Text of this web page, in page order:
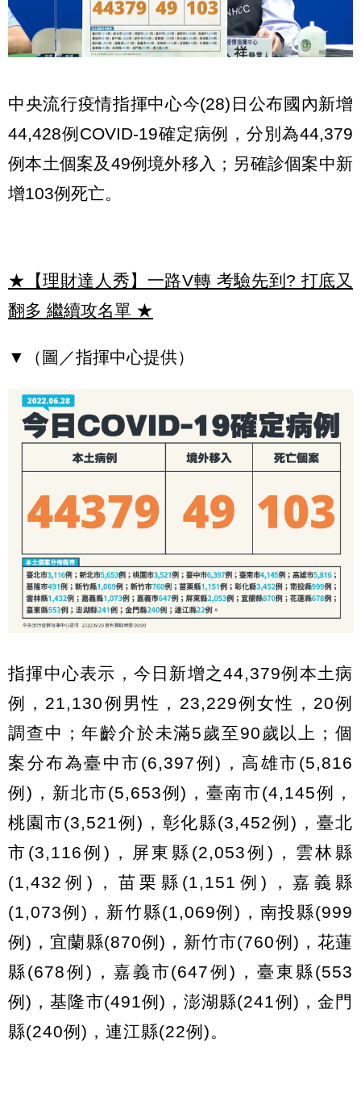
中央流行疫情指揮中心今(28)日公布國內新增
44,428例COVID-19確定病例，分別為44,379
例本土個案及49例境外移入；另確診個案中新
增103例死亡。
★【理財達人秀】一路V轉 考驗先到? 打底又
翻多 繼續攻名單 ★
▼（圖／指揮中心提供）
指揮中心表示，今日新增之44,379例本土病
例，21,130例男性，23,229例女性，20例
調查中；年齡介於未滿5歲至90歲以上；個
案分布為臺中市(6,397例)，高雄市(5,816
例)，新北市(5,653例)，臺南市(4,145例，
桃園市(3,521例)，彰化縣(3,452例)，臺北
市(3,116例)，屏東縣(2,053例)，雲林縣
(1,432例)，苗栗縣(1,151例)，嘉義縣
(1,073例)，新竹縣(1,069例)，南投縣(999
例)，宜蘭縣(870例)，新竹市(760例)，花蓮
縣(678例)，嘉義市(647例)，臺東縣(553
例)，基隆市(491例)，澎湖縣(241例)，金門
縣(240例)，連江縣(22例)。